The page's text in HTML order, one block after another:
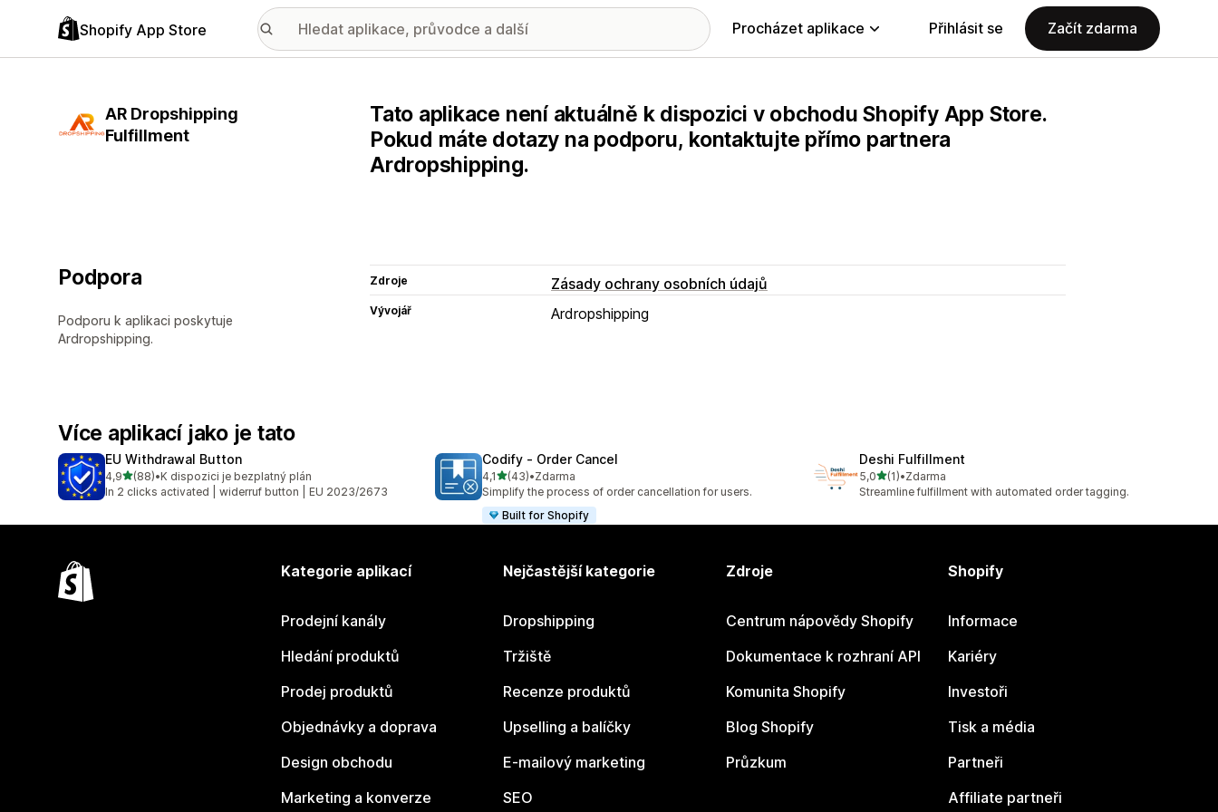
Shopify App Store Procházet aplikace Přihlásit se Začít zdarma
AR Dropshipping
Fulfillment
Tato aplikace není aktuálně k dispozici v obchodu Shopify App Store.
Pokud máte dotazy na podporu, kontaktujte přímo partnera
Ardropshipping.
Podpora
Podporu k aplikaci poskytuje
Ardropshipping.
Zdroje Zásady ochrany osobních údajů
Vývojář Ardropshipping
Více aplikací jako je tato
EU Withdrawal Button
4,9z 5 hvězd
(88)
Celkový počet recenzí: 88
•K dispozici je bezplatný plán
In 2 clicks activated | widerruf button | EU 2023/2673
Codify ‑ Order Cancel
4,1z 5 hvězd
(43)
Celkový počet recenzí: 43
•Zdarma
Simplify the process of order cancellation for users.
Built for Shopify
Deshi Fulfillment
5,0z 5 hvězd
(1)
Celkový počet recenzí: 1
•Zdarma
Streamline fulfillment with automated order tagging.
Kategorie aplikací
Prodejní kanály
Hledání produktů
Prodej produktů
Objednávky a doprava
Design obchodu
Marketing a konverze
Nejčastější kategorie
Dropshipping
Tržiště
Recenze produktů
Upselling a balíčky
E-mailový marketing
SEO
Zdroje
Centrum nápovědy Shopify
Dokumentace k rozhraní API
Komunita Shopify
Blog Shopify
Průzkum
Shopify
Informace
Kariéry
Investoři
Tisk a média
Partneři
Affiliate partneři